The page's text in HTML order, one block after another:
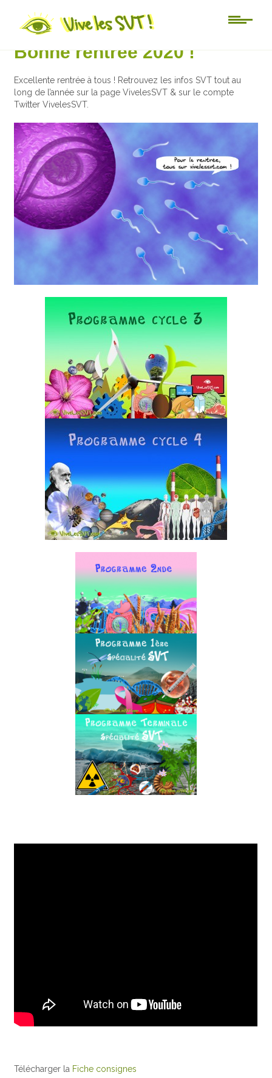
Au jour le jour
Bonne rentrée 2020 !
Excellente rentrée à tous ! Retrouvez les infos SVT tout au
long de l’année sur la page VivelesSVT & sur le compte
Twitter VivelesSVT.
Télécharger la Fiche consignes